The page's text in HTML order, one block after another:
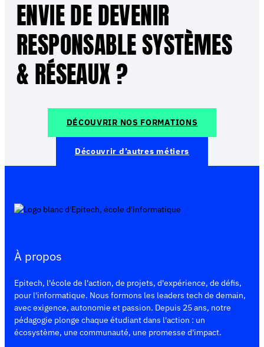
ENVIE DE DEVENIR
RESPONSABLE SYSTÈMES
& RÉSEAUX ?
DÉCOUVRIR NOS FORMATIONS
Découvrir d’autres métiers
À propos
Epitech, l'école de l'action, de projets, d'expérience, de défis,
pour l'informatique. Nous formons les leaders tech de demain,
avec exigence, autonomie et passion. Depuis 25 ans, notre
pédagogie plonge chaque étudiant dans l'action : un
écosystème, une communauté, une promesse d'impact.